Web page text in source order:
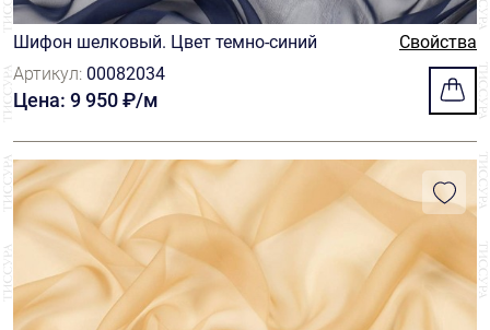
Шифон шелковый. Цвет темно-синий
Свойства
Артикул: 00082034
Цена: 9 950 ₽/м